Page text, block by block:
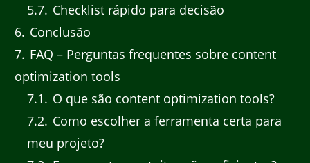
5.7 Checklist rápido para decisão
6 Conclusão
7 FAQ – Perguntas frequentes sobre content
optimization tools
7.1
O que são content optimization tools?
7.2 Como escolher a ferramenta certa para
meu projeto?